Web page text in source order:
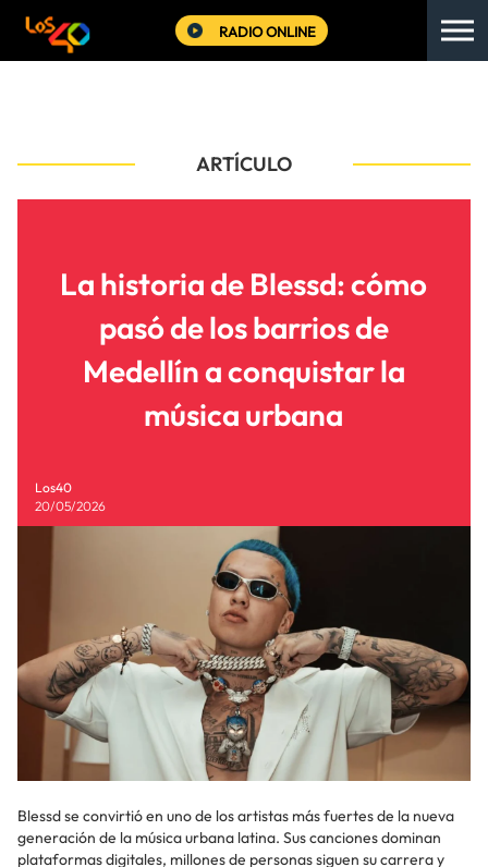
RADIO ONLINE
ARTÍCULO
La historia de Blessd: cómo
pasó de los barrios de
Medellín a conquistar la
música urbana
Los40
20/05/2026
Blessd se convirtió en uno de los artistas más fuertes de la nueva
generación de la música urbana latina. Sus canciones dominan
plataformas digitales, millones de personas siguen su carrera y